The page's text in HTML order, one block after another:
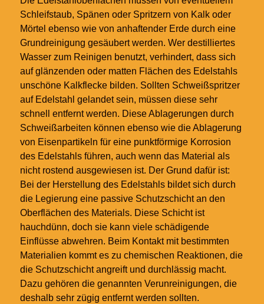
Schleifstaub, Spänen oder Spritzern von Kalk oder
Mörtel ebenso wie von anhaftender Erde durch eine
Grundreinigung gesäubert werden. Wer destilliertes
Wasser zum Reinigen benutzt, verhindert, dass sich
auf glänzenden oder matten Flächen des Edelstahls
unschöne Kalkflecke bilden. Sollten Schweißspritzer
auf Edelstahl gelandet sein, müssen diese sehr
schnell entfernt werden. Diese Ablagerungen durch
Schweißarbeiten können ebenso wie die Ablagerung
von Eisenpartikeln für eine punktförmige Korrosion
des Edelstahls führen, auch wenn das Material als
nicht rostend ausgewiesen ist. Der Grund dafür ist:
Bei der Herstellung des Edelstahls bildet sich durch
die Legierung eine passive Schutzschicht an den
Oberflächen des Materials. Diese Schicht ist
hauchdünn, doch sie kann viele schädigende
Einflüsse abwehren. Beim Kontakt mit bestimmten
Materialien kommt es zu chemischen Reaktionen, die
die Schutzschicht angreift und durchlässig macht.
Dazu gehören die genannten Verunreinigungen, die
deshalb sehr zügig entfernt werden sollten.